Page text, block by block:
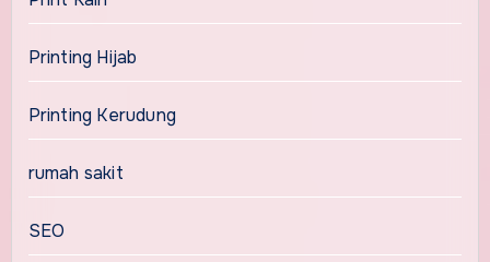
Printing Hijab
Printing Kerudung
rumah sakit
SEO